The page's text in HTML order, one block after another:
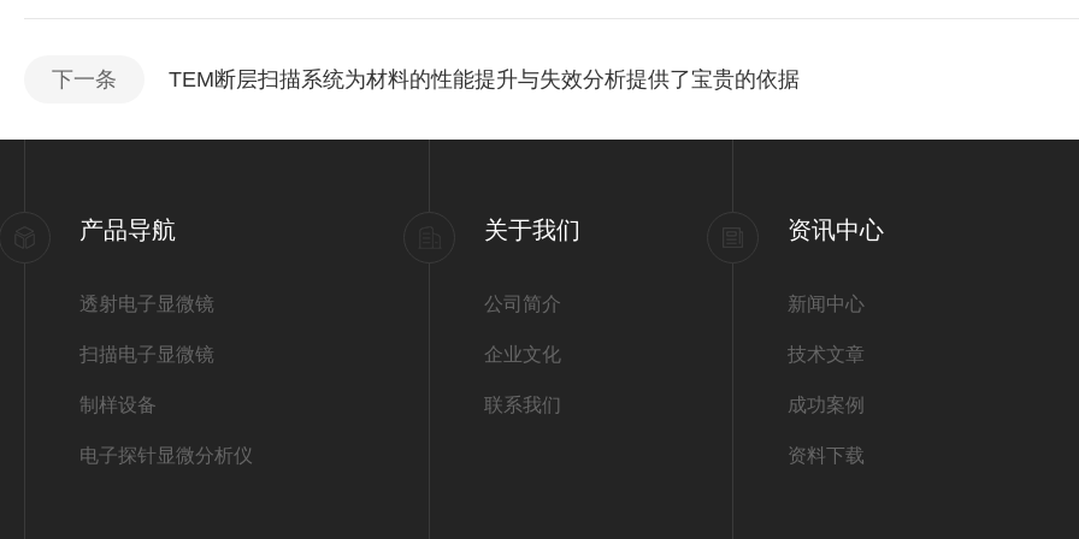
下一条 TEM断层扫描系统为材料的性能提升与失效分析提供了宝贵的依据
产品导航
透射电子显微镜
扫描电子显微镜
制样设备
电子探针显微分析仪
关于我们
公司简介
企业文化
联系我们
资讯中心
新闻中心
技术文章
成功案例
资料下载